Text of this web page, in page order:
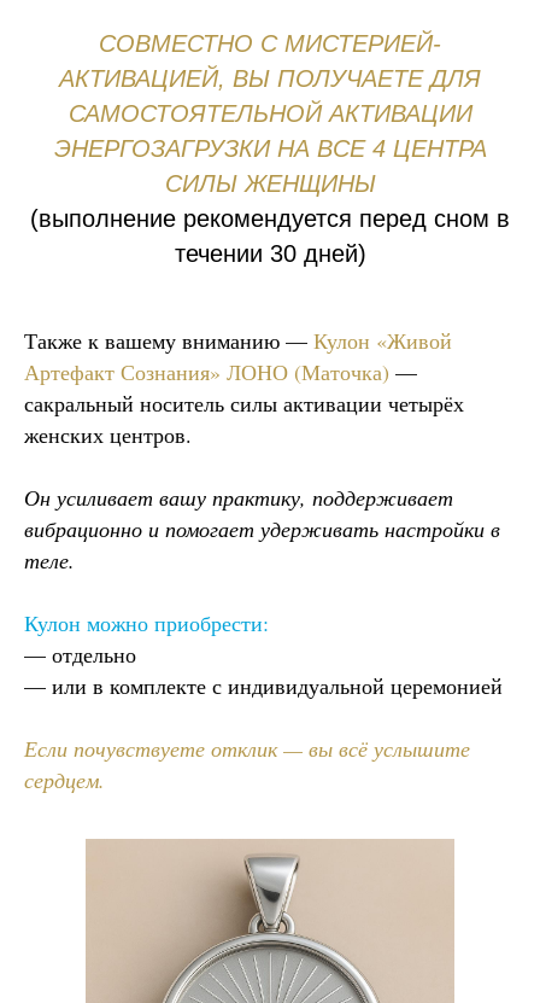
СОВМЕСТНО С МИСТЕРИЕЙ-
АКТИВАЦИЕЙ, ВЫ ПОЛУЧАЕТЕ ДЛЯ
САМОСТОЯТЕЛЬНОЙ АКТИВАЦИИ
ЭНЕРГОЗАГРУЗКИ НА ВСЕ 4 ЦЕНТРА
СИЛЫ ЖЕНЩИНЫ
(выполнение рекомендуется перед сном в
течении 30 дней)
Также к вашему вниманию — Кулон «Живой
Артефакт Сознания» ЛОНО (Маточка) —
сакральный носитель силы активации четырёх
женских центров.
Он усиливает вашу практику, поддерживает
вибрационно и помогает удерживать настройки в
теле.
Кулон можно приобрести:
— отдельно
— или в комплекте с индивидуальной церемонией
Если почувствуете отклик — вы всё услышите
сердцем.